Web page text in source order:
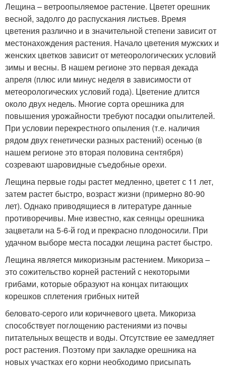
Лещина – ветроопыляемое растение. Цветет орешник
весной, задолго до распускания листьев. Время
цветения различно и в значительной степени зависит от
местонахождения растения. Начало цветения мужских и
женских цветков зависит от метеорологических условий
зимы и весны. В нашем регионе это первая декада
апреля (плюс или минус неделя в зависимости от
метеорологических условий года). Цветение длится
около двух недель. Многие сорта орешника для
повышения урожайности требуют посадки опылителей.
При условии перекрестного опыления (т.е. наличия
рядом двух генетически разных растений) осенью (в
нашем регионе это вторая половина сентября)
созревают шаровидные съедобные орехи.
Лещина первые годы растет медленно, цветет с 11 лет,
затем растет быстро, возраст жизни (примерно 80-90
лет). Однако приводящиеся в литературе данные
противоречивы. Мне известно, как сеянцы орешника
зацветали на 5-6-й год и прекрасно плодоносили. При
удачном выборе места посадки лещина растет быстро.
Лещина является микоризным растением. Микориза –
это сожительство корней растений с некоторыми
грибами, которые образуют на концах питающих
корешков сплетения грибных нитей
беловато-серого или коричневого цвета. Микориза
способствует поглощению растениями из почвы
питательных веществ и воды. Отсутствие ее замедляет
рост растения. Поэтому при закладке орешника на
новых участках его корни необходимо присыпать